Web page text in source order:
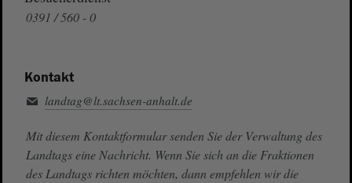
0391 / 560 - 0
Kontakt
landtag@lt.sachsen-anhalt.de
Mit diesem Kontaktformular senden Sie der Verwaltung des
Landtags eine Nachricht. Wenn Sie sich an die Fraktionen
des Landtags richten möchten, dann empfehlen wir die